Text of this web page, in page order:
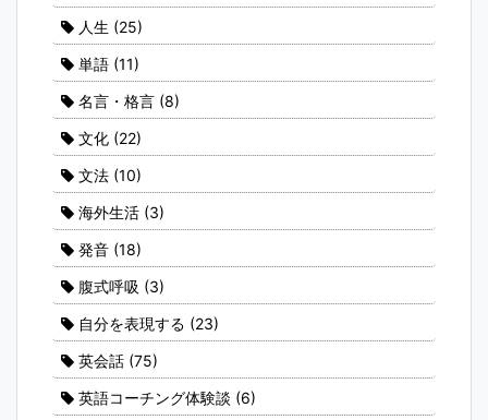
人生 (25)
単語 (11)
名言・格言 (8)
文化 (22)
文法 (10)
海外生活 (3)
発音 (18)
腹式呼吸 (3)
自分を表現する (23)
英会話 (75)
英語コーチング体験談 (6)